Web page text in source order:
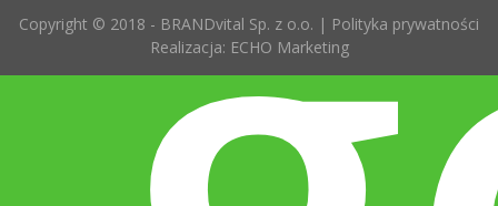
Copyright © 2018 - BRANDvital Sp. z o.o. | Polityka prywatności
Realizacja: ECHO Marketing